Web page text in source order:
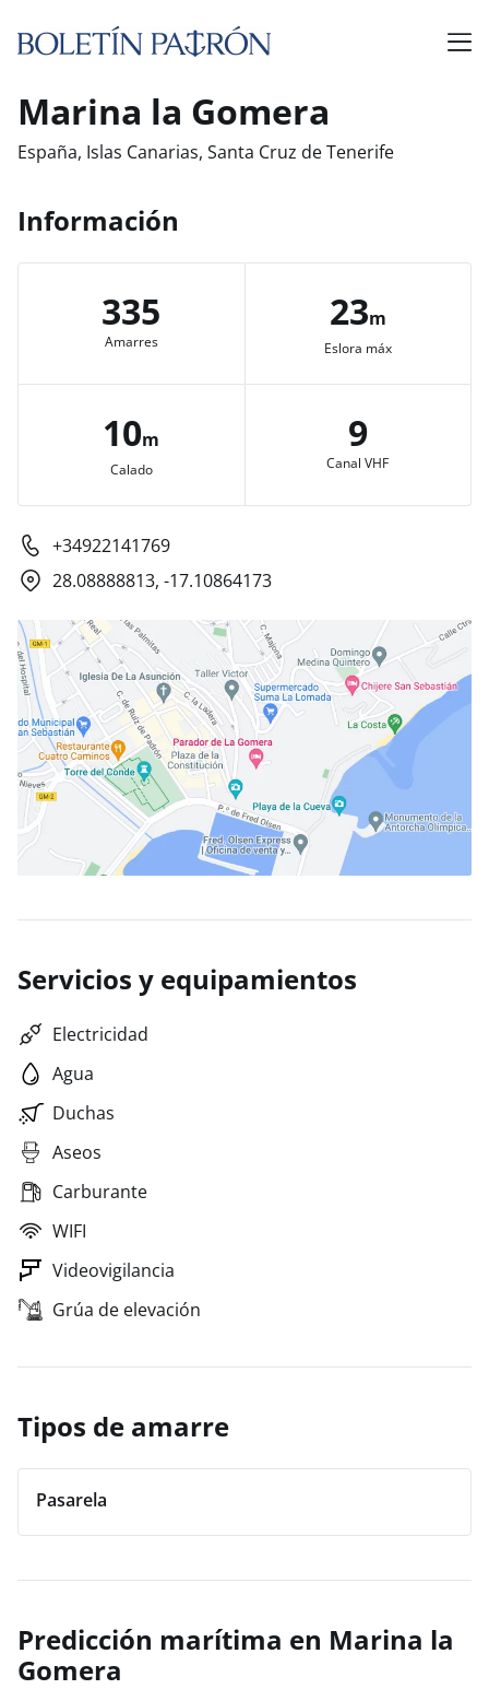
Marina la Gomera
España, Islas Canarias, Santa Cruz de Tenerife
Información
335
Amarres
23m
Eslora máx
10m
Calado
9
Canal VHF
+34922141769
28.08888813, -17.10864173
Servicios y equipamientos
Electricidad
Agua
Duchas
Aseos
Carburante
WIFI
Videovigilancia
Grúa de elevación
Tipos de amarre
Pasarela
Predicción marítima en Marina la
Gomera